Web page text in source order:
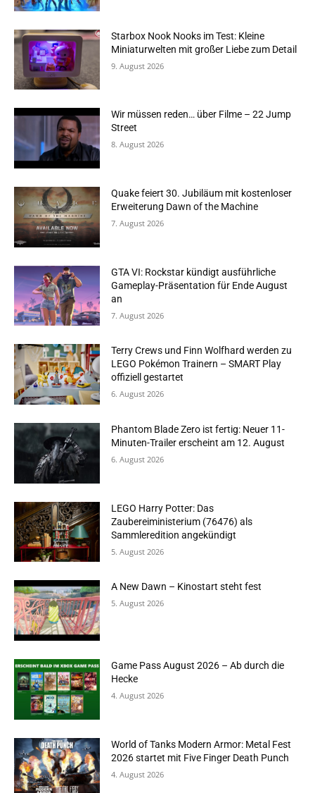
Starbox Nook Nooks im Test: Kleine
Miniaturwelten mit großer Liebe zum Detail
9. August 2026
Wir müssen reden… über Filme – 22 Jump
Street
8. August 2026
Quake feiert 30. Jubiläum mit kostenloser
Erweiterung Dawn of the Machine
7. August 2026
GTA VI: Rockstar kündigt ausführliche
Gameplay-Präsentation für Ende August
an
7. August 2026
Terry Crews und Finn Wolfhard werden zu
LEGO Pokémon Trainern – SMART Play
offiziell gestartet
6. August 2026
Phantom Blade Zero ist fertig: Neuer 11-
Minuten-Trailer erscheint am 12. August
6. August 2026
LEGO Harry Potter: Das
Zaubereiministerium (76476) als
Sammleredition angekündigt
5. August 2026
A New Dawn – Kinostart steht fest
5. August 2026
Game Pass August 2026 – Ab durch die
Hecke
4. August 2026
World of Tanks Modern Armor: Metal Fest
2026 startet mit Five Finger Death Punch
4. August 2026